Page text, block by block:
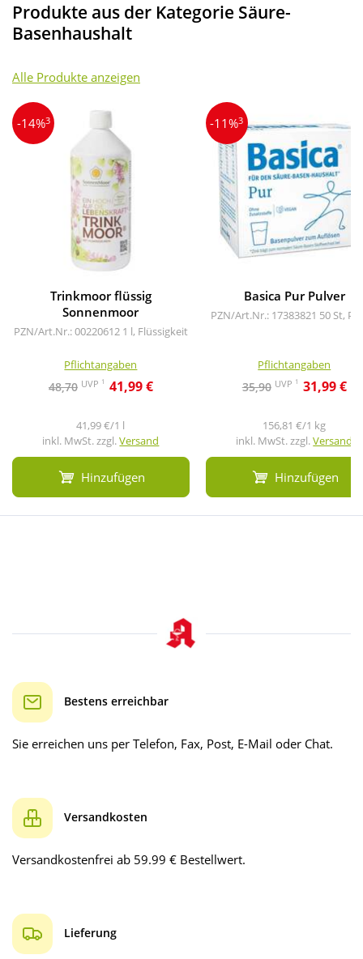
Produkte aus der Kategorie Säure-
Basenhaushalt
Alle Produkte anzeigen
-14%3
Trinkmoor flüssig
Sonnenmoor
PZN/Art.Nr.: 00220612 1 l, Flüssigkeit
Pflichtangaben
48,70 UVP 1 41,99 €
41,99 €/1 l
inkl. MwSt. zzgl.Versand
Hinzufügen
-11%3
Basica Pur Pulver
PZN/Art.Nr.: 17383821 50 St,
Pflichtangaben
35,90 UVP 1 31,99 €
156,81 €/1 kg
inkl. MwSt. zzgl.Versand
Hinzufügen
Bestens erreichbar
Sie erreichen uns per Telefon, Fax, Post, E-Mail oder Chat.
Versandkosten
Versandkostenfrei ab 59.99 € Bestellwert.
Lieferung